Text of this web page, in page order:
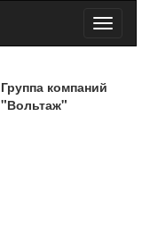
Toggle
Группа компаний
"Вольтаж"